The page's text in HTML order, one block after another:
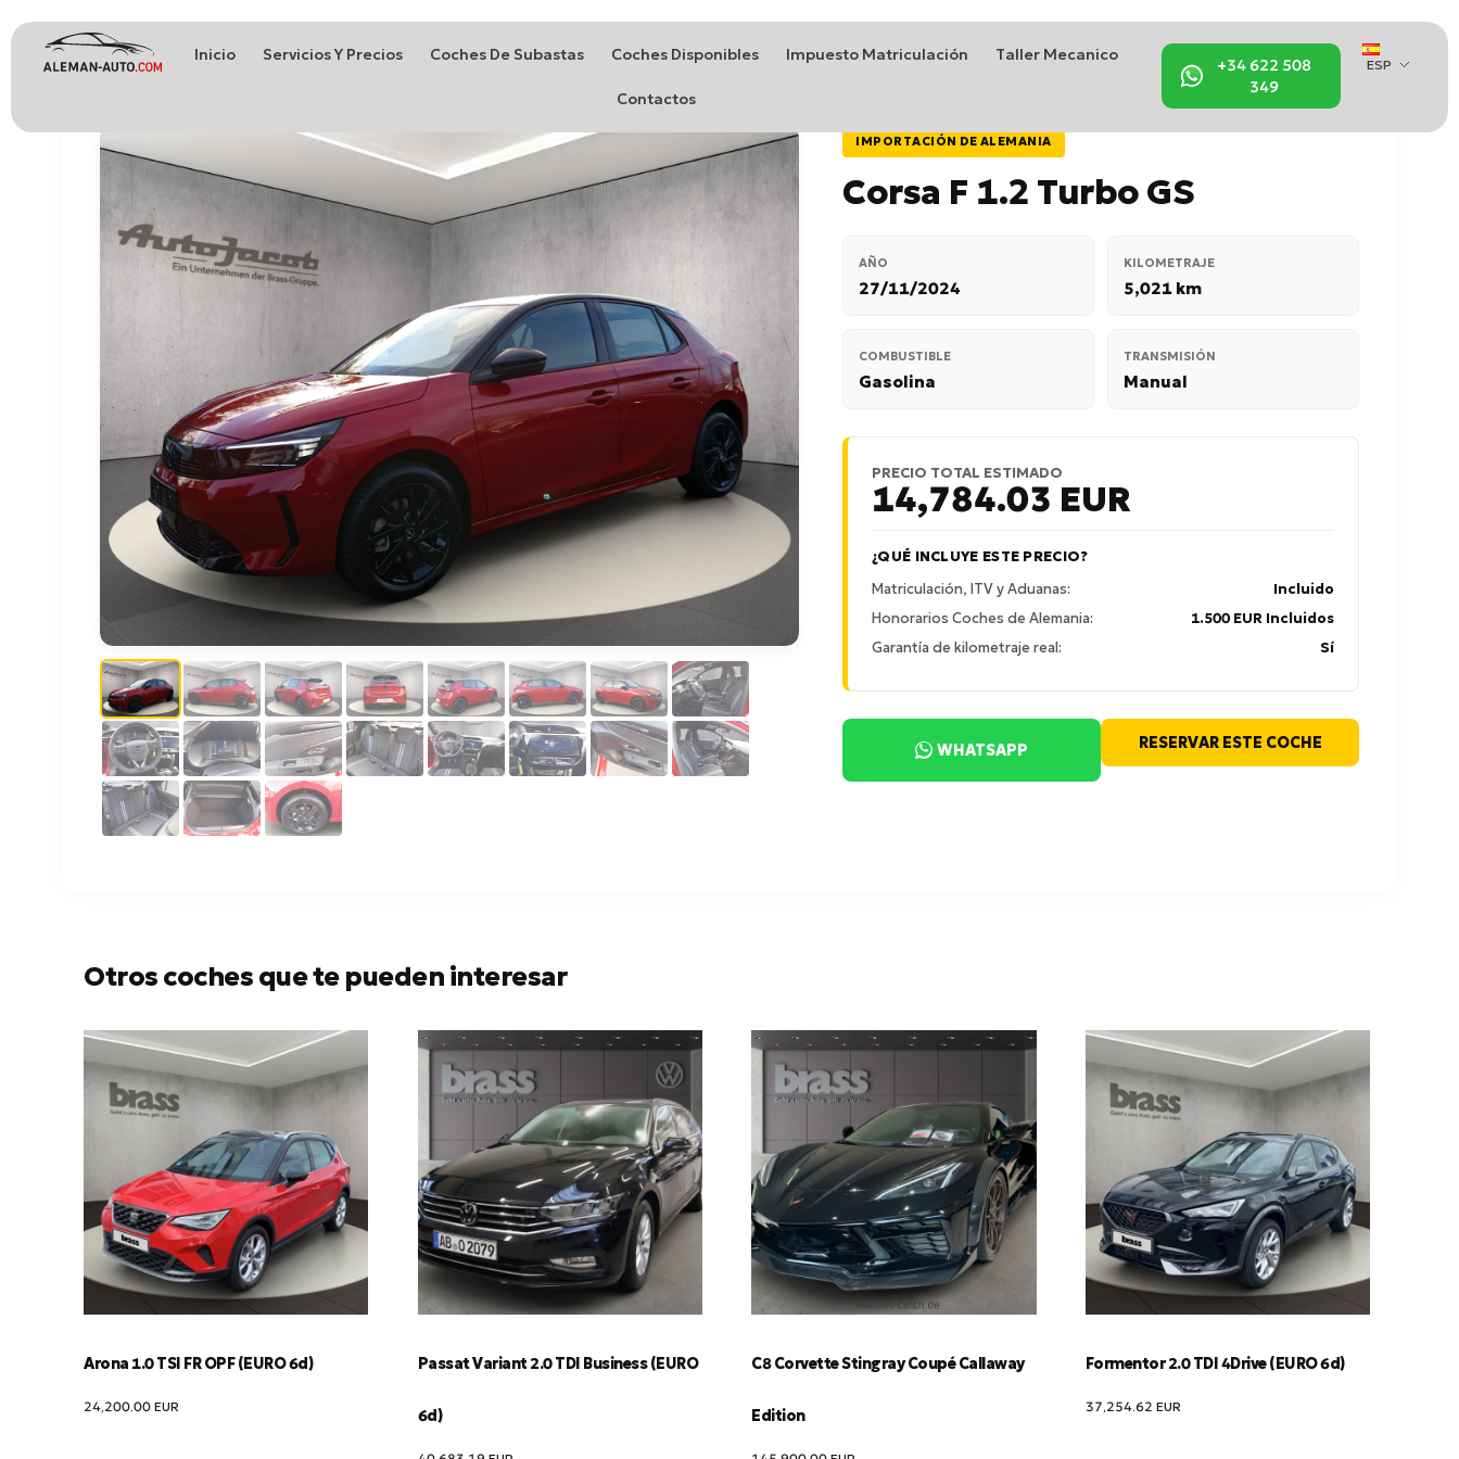
Inicio Servicios Y Precios Coches De Subastas Coches Disponibles Impuesto Matriculación Taller Mecanico
Contactos
+34 622 508
349
ESP
IMPORTACIÓN DE ALEMANIA
Corsa F 1.2 Turbo GS
AÑO
27/11/2024
KILOMETRAJE
5,021 km
COMBUSTIBLE
Gasolina
TRANSMISIÓN
Manual
PRECIO TOTAL ESTIMADO
14,784.03 EUR
¿QUÉ INCLUYE ESTE PRECIO?
Matriculación, ITV y Aduanas:
Incluido
Honorarios Coches de Alemania:
1.500 EUR Incluidos
Garantía de kilometraje real:
Sí
WHATSAPP RESERVAR ESTE COCHE
Otros coches que te pueden interesar
Arona 1.0 TSI FR OPF (EURO 6d)
24,200.00 EUR
Passat Variant 2.0 TDI Business (EURO
6d)
C8 Corvette Stingray Coupé Callaway
Edition
Formentor 2.0 TDI 4Drive (EURO 6d)
37,254.62 EUR